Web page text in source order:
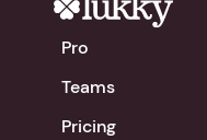
Pro
Teams
Pricing